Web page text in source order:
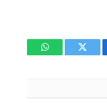
تويتر واتساب